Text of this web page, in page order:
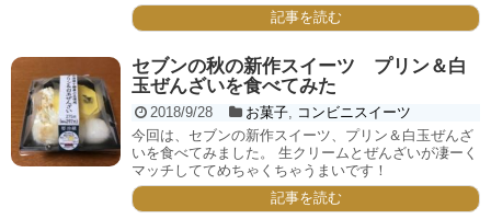
記事を読む
セブンの秋の新作スイーツ プリン＆白
玉ぜんざいを食べてみた
2018/9/28 お菓子, コンビニスイーツ
今回は、セブンの新作スイーツ、プリン＆白玉ぜんざ
いを食べてみました。 生クリームとぜんざいが凄ーく
マッチしててめちゃくちゃうまいです！
記事を読む